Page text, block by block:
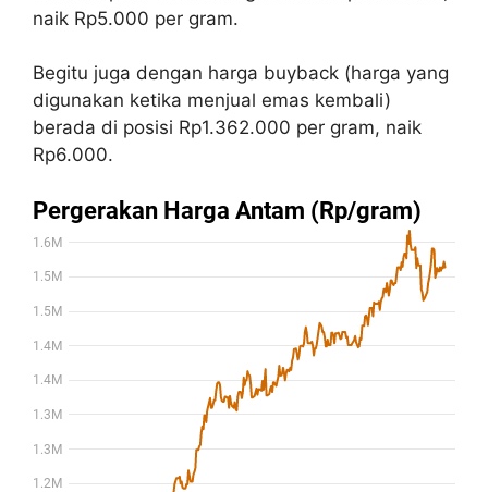
naik Rp5.000 per gram.
Begitu juga dengan harga buyback (harga yang
digunakan ketika menjual emas kembali)
berada di posisi Rp1.362.000 per gram, naik
Rp6.000.